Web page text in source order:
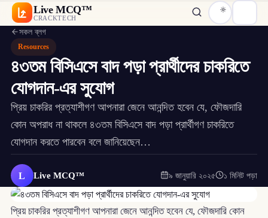
Live MCQ™
CRACKTECH
সকল ব্লগ
Resources
৪৩তম বিসিএসে বাদ পড়া প্রার্থীদের চাকরিতে
যোগদান-এর সুযোগ
প্রিয় চাকরির প্রত্যাশীগণ আপনারা জেনে আনন্দিত হবেন যে, ফৌজদারি
কোন অপরাধ না থাকলে ৪৩তম বিসিএসে বাদ পড়া প্রার্থীগণ চাকরিতে
যোগদান করতে পারবেন বলে জানিয়েছেন…
L Live MCQ™ ৯ জানুয়ারি ২০২৫ ১ মিনিট পড়া
প্রিয় চাকরির প্রত্যাশীগণ আপনারা জেনে আনন্দিত হবেন যে, ফৌজদারি কোন